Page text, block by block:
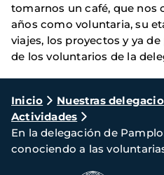
tomarnos un café, que nos
años como voluntaria, su
viajes, los proyectos y ya
de los voluntarios de la
Ruta
de
navegación
Inicio Nuestras
Actividades
En la delegación de
conociendo a las